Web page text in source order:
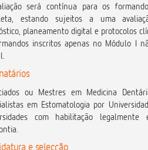
será contínua para os
estando sujeitos a uma
planeamento digital e protocolos
inscritos apenas no Módulo I
ou Mestres em Medicina
em Estomatologia por
com habilitação legalmente
e selecção